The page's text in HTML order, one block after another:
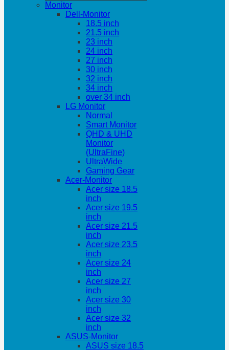
Monitor
Dell-Monitor
18.5 inch
21.5 inch
23 inch
24 inch
27 inch
30 inch
32 inch
34 inch
over 34 inch
LG Monitor
Normal
Smart Monitor
QHD & UHD
Monitor
(UltraFine)
UltraWide
Gaming Gear
Acer-Monitor
Acer size 18.5
inch
Acer size 19.5
inch
Acer size 21.5
inch
Acer size 23.5
inch
Acer size 24
inch
Acer size 27
inch
Acer size 30
inch
Acer size 32
inch
ASUS-Monitor
ASUS size 18.5